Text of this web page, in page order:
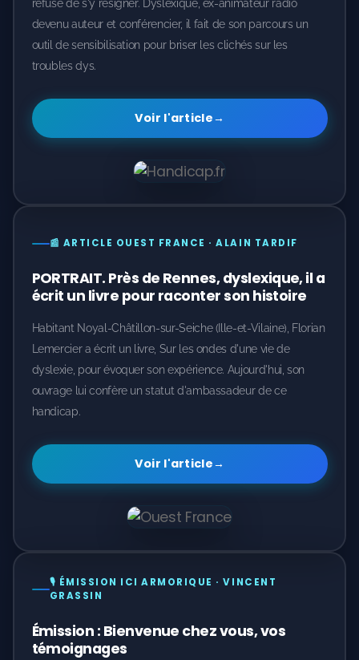
refusé de s'y résigner. Dyslexique, ex-animateur radio
devenu auteur et conférencier, il fait de son parcours un
outil de sensibilisation pour briser les clichés sur les
troubles dys.
Voir l'article→
📰 ARTICLE OUEST FRANCE · ALAIN TARDIF
PORTRAIT. Près de Rennes, dyslexique, il a
écrit un livre pour raconter son histoire
Habitant Noyal-Châtillon-sur-Seiche (Ille-et-Vilaine), Florian
Lemercier a écrit un livre, Sur les ondes d'une vie de
dyslexie, pour évoquer son expérience. Aujourd'hui, son
ouvrage lui confère un statut d'ambassadeur de ce
handicap.
Voir l'article→
🎙️ ÉMISSION ICI ARMORIQUE · VINCENT
GRASSIN
Émission : Bienvenue chez vous, vos
témoignages